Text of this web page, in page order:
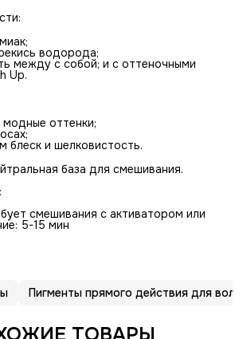
водорода;
между с собой; и с оттеночными
Up.
оттенки;
блеск и шелковистость.
база для смешивания.
смешивания с активатором или
5-15 мин
Пигменты прямого действия для
ТОВАРЫ